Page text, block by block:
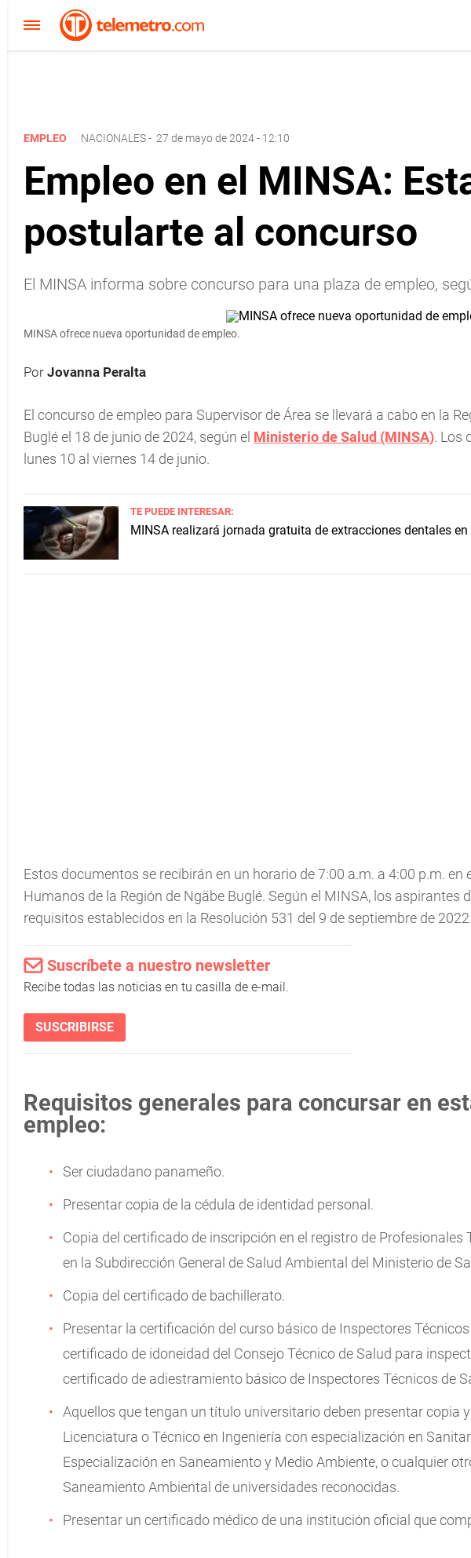
EMPLEO NACIONALES- 27 de mayo de 2024 - 12:10
Empleo en el MINSA:
postularte al concurso
El MINSA informa sobre concurso para una plaza de empleo,
MINSA ofrece nueva oportunidad de empleo.
Por Jovanna Peralta
El concurso de empleo para Supervisor de Área se llevará a cabo en la
Buglé el 18 de junio de 2024, según el Ministerio de Salud (MINSA). Los
lunes 10 al viernes 14 de junio.
TE PUEDE INTERESAR:
MINSA realizará jornada gratuita de extracciones dentales
Estos documentos se recibirán en un horario de 7:00 a.m. a 4:00 p.m. en
Humanos de la Región de Ngäbe Buglé. Según el MINSA, los aspirantes
requisitos establecidos en la Resolución 531 del 9 de septiembre de 2022.
Suscríbete a nuestro newsletter
Recibe todas las noticias en tu casilla de e-mail.
SUSCRIBIRSE
Requisitos generales para concursar en
empleo:
Ser ciudadano panameño.
Presentar copia de la cédula de identidad personal.
Copia del certificado de inscripción en el registro de Profesionales
en la Subdirección General de Salud Ambiental del Ministerio de
Copia del certificado de bachillerato.
Presentar la certificación del curso básico de Inspectores
certificado de idoneidad del Consejo Técnico de Salud para
certificado de adiestramiento básico de Inspectores Técnicos de
Aquellos que tengan un título universitario deben presentar copia
Licenciatura o Técnico en Ingeniería con especialización en
Especialización en Saneamiento y Medio Ambiente, o cualquier
Saneamiento Ambiental de universidades reconocidas.
Presentar un certificado médico de una institución oficial que